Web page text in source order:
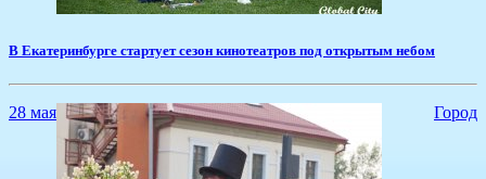
​В Екатеринбурге стартует сезон кинотеатров под открытым небом
28 мая Город